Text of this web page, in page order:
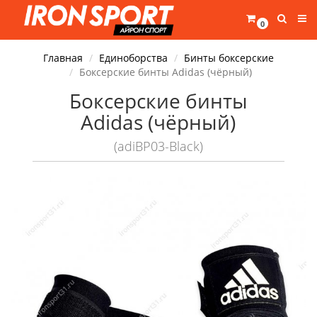
0
Главная Единоборства
Бинты боксерские
Боксерские бинты Adidas (чёрный)
Боксерские бинты
Adidas (чёрный)
(adiBP03-Black)